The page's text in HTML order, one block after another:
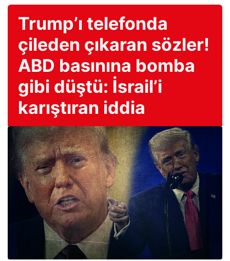
Trump’ı telefonda
çileden çıkaran sözler!
ABD basınına bomba
gibi düştü: İsrail’i
karıştıran iddia